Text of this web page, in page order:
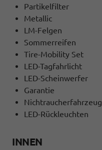
Partikelfilter
Metallic
LM-Felgen
Sommerreifen
Tire-Mobility Set
LED-Tagfahrlicht
LED-Scheinwerfer
Garantie
Nichtraucherfahrzeug
LED-Rückleuchten
INNEN